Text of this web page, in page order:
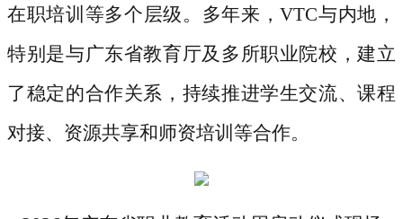
在职培训等多个层级。多年来，VTC与内地，
特别是与广东省教育厅及多所职业院校，建立
了稳定的合作关系，持续推进学生交流、课程
对接、资源共享和师资培训等合作。